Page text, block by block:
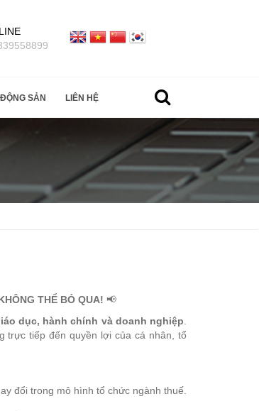
SẢN LIÊN HỆ
THỂ BỎ QUA! 📢
dục, hành chính và doanh nghiệp
trực tiếp đến quyền lợi của cá nhân, tổ
đổi trong mô hình tổ chức ngành thuế.